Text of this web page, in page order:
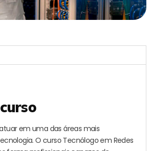
em uma das áreas mais
O curso Tecnólogo em Redes